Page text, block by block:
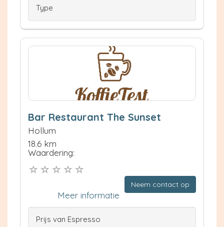
Type
Bar Restaurant The Sunset
Hollum
18.6 km
Waardering:
Neem contact op
Meer informatie
Prijs van Espresso